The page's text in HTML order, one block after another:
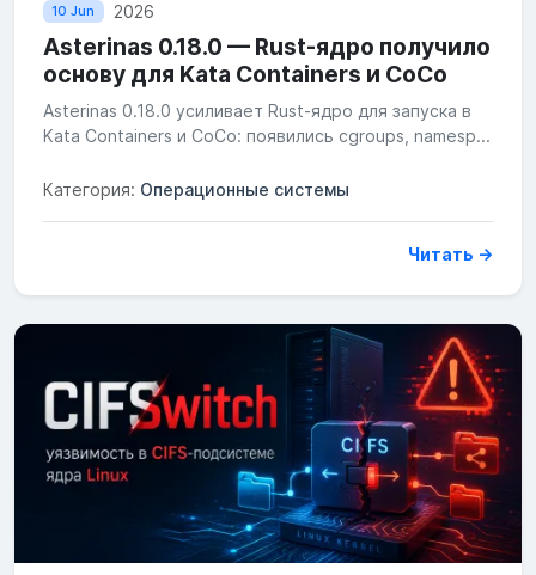
10 Jun 2026
Asterinas 0.18.0 — Rust-ядро получило
основу для Kata Containers и CoCo
Asterinas 0.18.0 усиливает Rust-ядро для запуска в
Kata Containers и CoCo: появились cgroups, namesp...
Категория: Операционные системы
Читать →